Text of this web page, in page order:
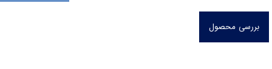
بررسی محصول